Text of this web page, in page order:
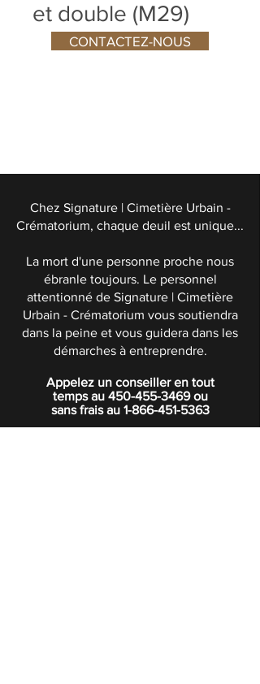
et double (M29)
CONTACTEZ-NOUS
Chez Signature | Cimetière Urbain -
Crématorium, chaque deuil est unique...
La mort d'une personne proche nous
ébranle toujours. Le personnel
attentionné de Signature | Cimetière
Urbain - Crématorium vous soutiendra
dans la peine et vous guidera dans les
démarches à entreprendre.
Appelez un conseiller en tout
temps au 450-455-3469ou
sans frais au 1-866-451-5363